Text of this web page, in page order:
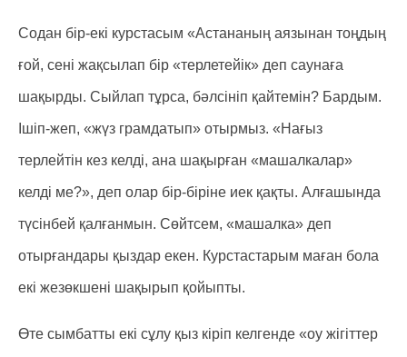
Содан бір-екі курстасым «Астананың аязынан тоңдың
ғой, сені жақсылап бір «терлетейік» деп саунаға
шақырды. Сыйлап тұрса, бәлсініп қайтемін? Бардым.
Ішіп-жеп, «жүз грамдатып» отырмыз. «Нағыз
терлейтін кез келді, ана шақырған «машалкалар»
келді ме?», деп олар бір-біріне иек қақты. Алғашында
түсінбей қалғанмын. Сөйтсем, «машалка» деп
отырғандары қыздар екен. Курстастарым маған бола
екі жезөкшені шақырып қойыпты.
Өте сымбатты екі сұлу қыз кіріп келгенде «оу жігіттер